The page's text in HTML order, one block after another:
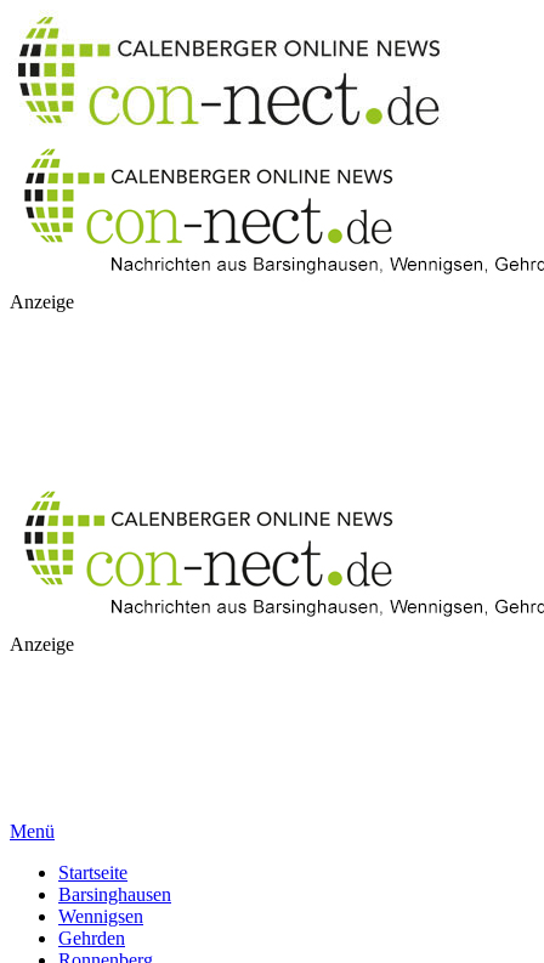
Anzeige
Anzeige
Menü
Startseite
Barsinghausen
Wennigsen
Gehrden